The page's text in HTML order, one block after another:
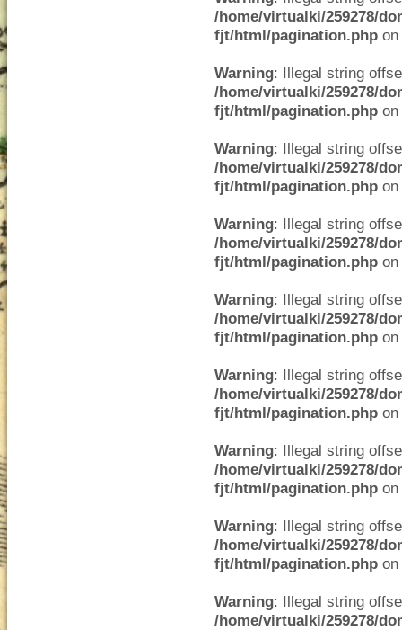
/home/virtualki/259278/
fjt/html/pagination.php
Warning: Illegal string
/home/virtualki/259278/
fjt/html/pagination.php
Warning: Illegal string
/home/virtualki/259278/
fjt/html/pagination.php
Warning: Illegal string
/home/virtualki/259278/
fjt/html/pagination.php
Warning: Illegal string
/home/virtualki/259278/
fjt/html/pagination.php
Warning: Illegal string
/home/virtualki/259278/
fjt/html/pagination.php
Warning: Illegal string
/home/virtualki/259278/
fjt/html/pagination.php
Warning: Illegal string
/home/virtualki/259278/
fjt/html/pagination.php
Warning: Illegal string
/home/virtualki/259278/